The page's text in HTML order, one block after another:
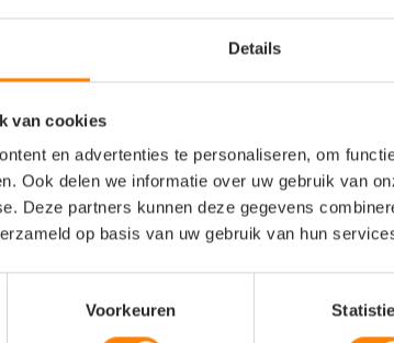
Details
van cookies
en advertenties te personaliseren, om
Ook delen we informatie over uw gebruik van
Deze partners kunnen deze gegevens
op basis van uw gebruik van hun
Voorkeuren
katoen